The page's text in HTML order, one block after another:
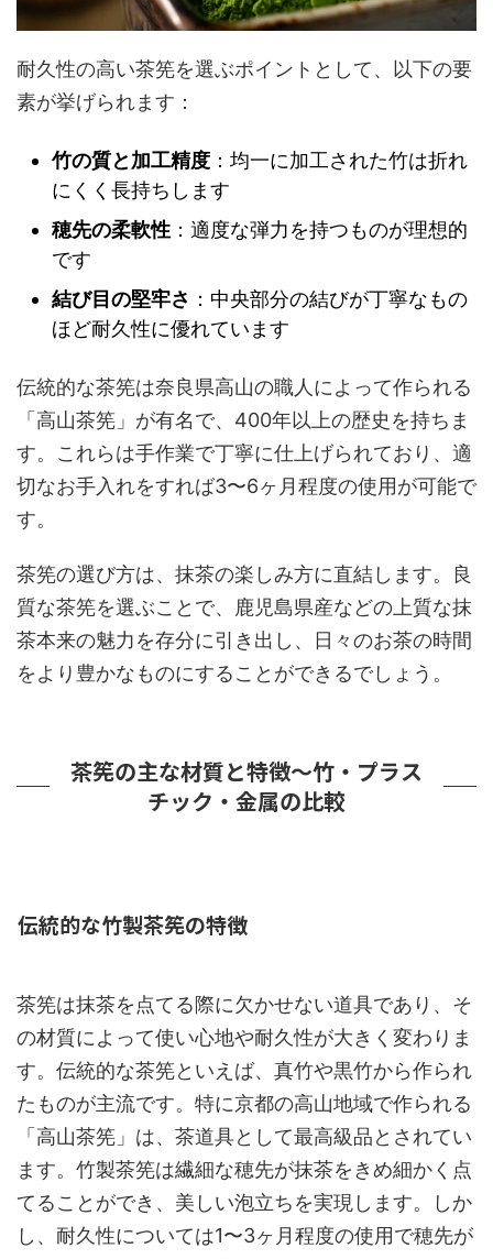
耐久性の高い茶筅を選ぶポイントとして、以下の要
素が挙げられます：
竹の質と加工精度 ：均一に加工された竹は折れ
にくく長持ちします
穂先の柔軟性 ：適度な弾力を持つものが理想的
です
結び目の堅牢さ ：中央部分の結びが丁寧なもの
ほど耐久性に優れています
伝統的な茶筅は奈良県高山の職人によって作られる
「高山茶筅」が有名で、400年以上の歴史を持ちま
す。これらは手作業で丁寧に仕上げられており、適
切なお手入れをすれば3〜6ヶ月程度の使用が可能で
す。
茶筅の選び方は、抹茶の楽しみ方に直結します。良
質な茶筅を選ぶことで、鹿児島県産などの上質な抹
茶本来の魅力を存分に引き出し、日々のお茶の時間
をより豊かなものにすることができるでしょう。
茶筅の主な材質と特徴～竹・プラス
チック・金属の比較
伝統的な竹製茶筅の特徴
茶筅は抹茶を点てる際に欠かせない道具であり、そ
の材質によって使い心地や耐久性が大きく変わりま
す。伝統的な茶筅といえば、真竹や黒竹から作られ
たものが主流です。特に京都の高山地域で作られる
「高山茶筅」は、茶道具として最高級品とされてい
ます。竹製茶筅は繊細な穂先が抹茶をきめ細かく点
てることができ、美しい泡立ちを実現します。しか
し、耐久性については1〜3ヶ月程度の使用で穂先が